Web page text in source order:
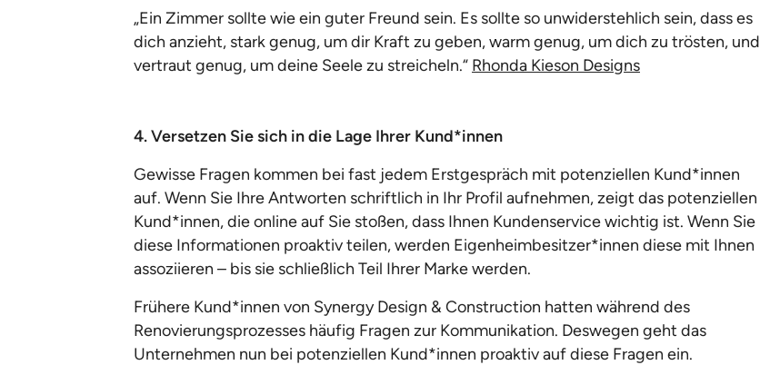
„Ein Zimmer sollte wie ein guter Freund sein. Es sollte so unwiderstehlich sein, dass es
dich anzieht, stark genug, um dir Kraft zu geben, warm genug, um dich zu trösten, und
vertraut genug, um deine Seele zu streicheln.“ Rhonda Kieson Designs
4. Versetzen Sie sich in die Lage Ihrer Kund*innen
Gewisse Fragen kommen bei fast jedem Erstgespräch mit potenziellen Kund*innen
auf. Wenn Sie Ihre Antworten schriftlich in Ihr Profil aufnehmen, zeigt das potenziellen
Kund*innen, die online auf Sie stoßen, dass Ihnen Kundenservice wichtig ist. Wenn Sie
diese Informationen proaktiv teilen, werden Eigenheimbesitzer*innen diese mit Ihnen
assoziieren – bis sie schließlich Teil Ihrer Marke werden.
Frühere Kund*innen von Synergy Design & Construction hatten während des
Renovierungsprozesses häufig Fragen zur Kommunikation. Deswegen geht das
Unternehmen nun bei potenziellen Kund*innen proaktiv auf diese Fragen ein.